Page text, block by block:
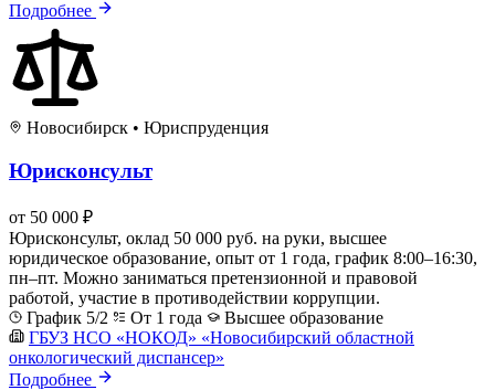
Подробнее
Новосибирск • Юриспруденция
Юрисконсульт
от 50 000 ₽
Юрисконсульт, оклад 50 000 руб. на руки, высшее
юридическое образование, опыт от 1 года, график 8:00–16:30,
пн–пт. Можно заниматься претензионной и правовой
работой, участие в противодействии коррупции.
График 5/2
От 1 года
Высшее образование
ГБУЗ НСО «НОКОД» «Новосибирский областной
онкологический диспансер»
Подробнее